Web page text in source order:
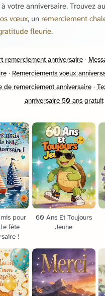
votre anniversaire. Trouvez
vœux, un remerciement
fleurie.
remerciement anniversaire·
· Remerciements voeux
de remerciement anniversaire·
anniversaire 50 ans gratuit
pour
fête
!
60 Ans Et Toujours
Jeune